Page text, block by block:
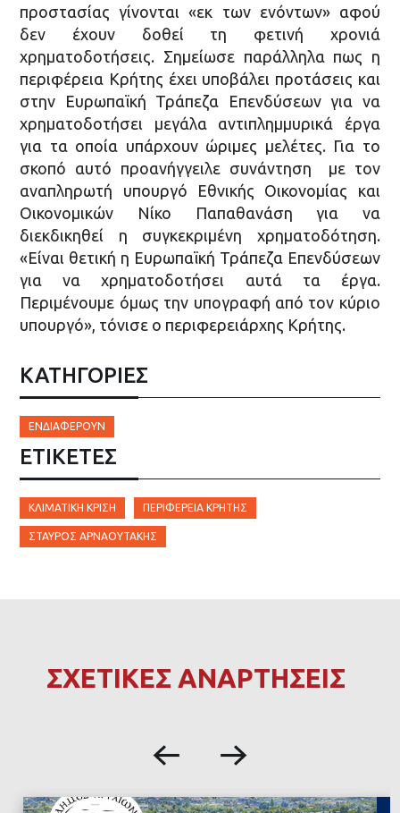
προστασίας γίνονται «εκ των ενόντων» αφού
δεν έχουν δοθεί τη φετινή χρονιά
χρηματοδοτήσεις. Σημείωσε παράλληλα πως η
περιφέρεια Κρήτης έχει υποβάλει προτάσεις και
στην Ευρωπαϊκή Τράπεζα Επενδύσεων για να
χρηματοδοτήσει μεγάλα αντιπλημμυρικά έργα
για τα οποία υπάρχουν ώριμες μελέτες. Για το
σκοπό αυτό προανήγγειλε συνάντηση με τον
αναπληρωτή υπουργό Εθνικής Οικονομίας και
Οικονομικών Νίκο Παπαθανάση για να
διεκδικηθεί η συγκεκριμένη χρηματοδότηση.
«Είναι θετική η Ευρωπαϊκή Τράπεζα Επενδύσεων
για να χρηματοδοτήσει αυτά τα έργα.
Περιμένουμε όμως την υπογραφή από τον κύριο
υπουργό», τόνισε ο περιφερειάρχης Κρήτης.
ΚΑΤΗΓΟΡΙΕΣ
ΕΝΔΙΑΦΈΡΟΥΝ
ΕΤΙΚΈΤΕΣ
ΚΛΙΜΑΤΙΚΉ ΚΡΊΣΗ ΠΕΡΙΦΈΡΕΙΑ ΚΡΉΤΗΣ
ΣΤΑΎΡΟΣ ΑΡΝΑΟΥΤΆΚΗΣ
ΣΧΕΤΙΚΕΣ ΑΝΑΡΤΗΣΕΙΣ